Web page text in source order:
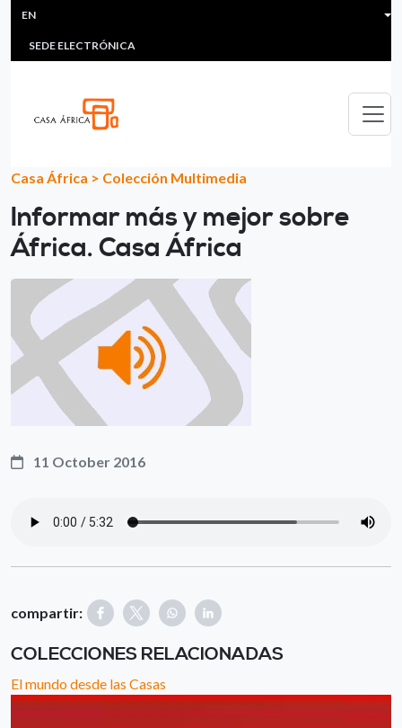
Skip to main content
HEADER MENU
MULTIMEDIA
SEDE ELECTRÓNICA
EN
Casa África > Colección Multimedia
Informar más y mejor sobre
África. Casa África
11 October 2016
compartir:
COLECCIONES RELACIONADAS
El mundo desde las Casas